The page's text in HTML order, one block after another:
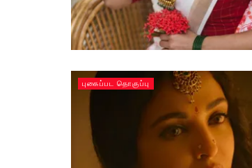
புகைப்பட தொகுப்பு